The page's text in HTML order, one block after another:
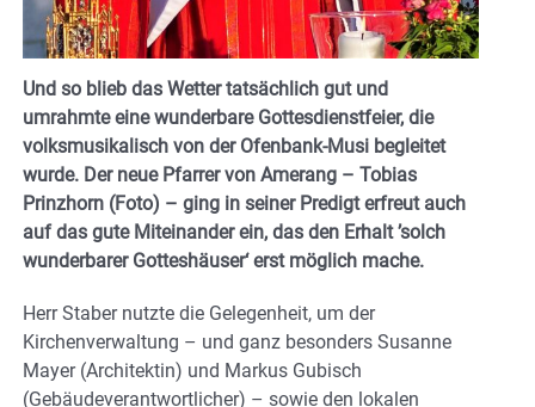
Und so blieb das Wetter tatsächlich gut und
umrahmte eine wunderbare Gottesdienstfeier, die
volksmusikalisch von der Ofenbank-Musi begleitet
wurde. Der neue Pfarrer von Amerang – Tobias
Prinzhorn (Foto) – ging in seiner Predigt erfreut auch
auf das gute Miteinander ein, das den Erhalt ’solch
wunderbarer Gotteshäuser‘ erst möglich mache.
Herr Staber nutzte die Gelegenheit, um der
Kirchenverwaltung – und ganz besonders Susanne
Mayer (Architektin) und Markus Gubisch
(Gebäudeverantwortlicher) – sowie den lokalen